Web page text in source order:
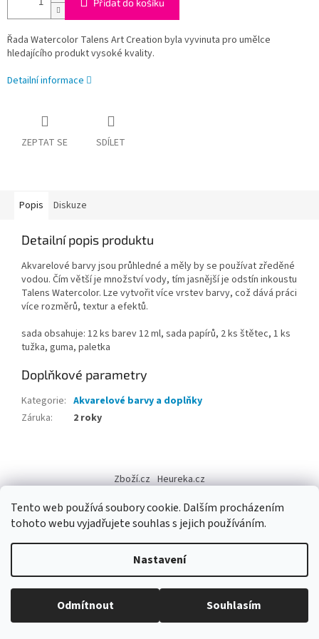
Tento web používá soubory cookie. Dalším procházením
tohoto webu vyjadřujete souhlas s jejich používáním.
Nastavení
Odmítnout Souhlasím
Přidat do košíku
Řada Watercolor Talens Art Creation byla vyvinuta pro umělce
hledajícího produkt vysoké kvality.
Detailní informace
ZEPTAT SE SDÍLET
Popis Diskuze
Detailní popis produktu
Akvarelové barvy jsou průhledné a měly by se používat zředěné
vodou. Čím větší je množství vody, tím jasnější je odstín inkoustu
Talens Watercolor. Lze vytvořit více vrstev barvy, což dává práci
více rozměrů, textur a efektů.
sada obsahuje: 12 ks barev 12 ml, sada papírů, 2 ks štětec, 1 ks
tužka, guma, paletka
Doplňkové parametry
Kategorie: Akvarelové barvy a doplňky
Záruka: 2 roky
p
Zboží.cz Heureka.cz
Copyright 2026Výtvarné potřeby - hedvábí.cz. Všechna práva
vyhrazena.
Upravit nastavení cookies